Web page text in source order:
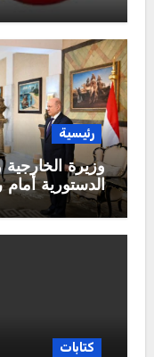
رئيسية
وزيرة
الدستورية
كتابات